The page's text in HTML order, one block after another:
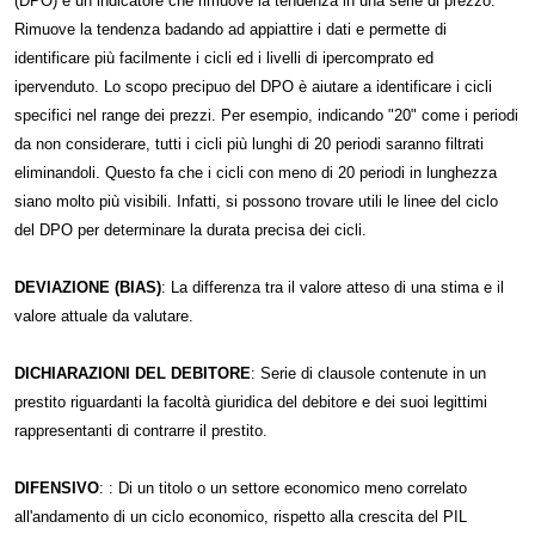
Rimuove la tendenza badando ad appiattire i dati e permette di
identificare più facilmente i cicli ed i livelli di ipercomprato ed
ipervenduto. Lo scopo precipuo del DPO è aiutare a identificare i cicli
specifici nel range dei prezzi. Per esempio, indicando "20" come i periodi
da non considerare, tutti i cicli più lunghi di 20 periodi saranno filtrati
eliminandoli. Questo fa che i cicli con meno di 20 periodi in lunghezza
siano molto più visibili. Infatti, si possono trovare utili le linee del ciclo
del DPO per determinare la durata precisa dei cicli.
DEVIAZIONE (BIAS): La differenza tra il valore atteso di una stima e il
valore attuale da valutare.
DICHIARAZIONI DEL DEBITORE: Serie di clausole contenute in un
prestito riguardanti la facoltà giuridica del debitore e dei suoi legittimi
rappresentanti di contrarre il prestito.
DIFENSIVO: : Di un titolo o un settore economico meno correlato
all'andamento di un ciclo economico, rispetto alla crescita del PIL